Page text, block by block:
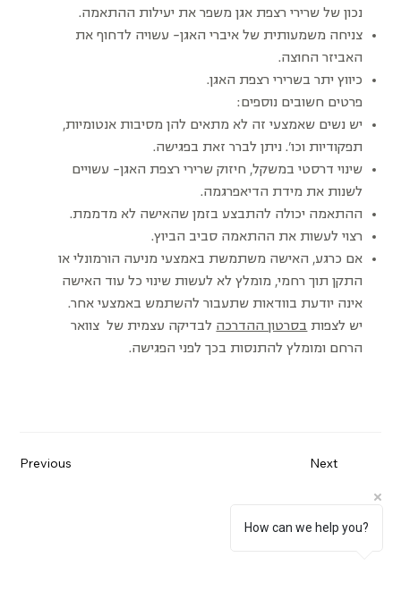
נכון של שרירי רצפת אגן משפר את יעילות ההתאמה‪.‬
צניחה משמעותית של איברי האגן- עשויה לדחוף את
האביזר החוצה.
כיווץ יתר בשרירי רצפת האגן.
פרטים חשובים נוספים:
יש נשים שאמצעי זה לא מתאים להן מסיבות אנטומיות,
תפקודיות וכו'. ניתן לברר זאת בפגישה.
שינוי דרסטי במשקל, חיזוק שרירי רצפת האגן- עשויים
לשנות את מידת הדיאפרגמה.
ההתאמה יכולה להתבצע בזמן שהאישה לא מדממת.
רצוי לעשות את ההתאמה סביב הביוץ.
אם כרגע, האישה משתמשת באמצעי מניעה הורמונלי או
התקן תוך רחמי, מומלץ לא לעשות שינוי כל עוד האישה
אינה יודעת בוודאות שתעבור להשתמש באמצעי אחר.
יש לצפות בסרטון ההדרכה לבדיקה עצמית של צוואר
הרחם ומומלץ להתנסות בכך לפני הפגישה.
Previous Next
How can we help you?